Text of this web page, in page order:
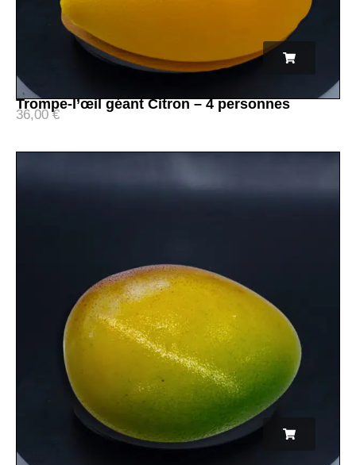
Trompe-l’œil géant Citron – 4 personnes
36,00€